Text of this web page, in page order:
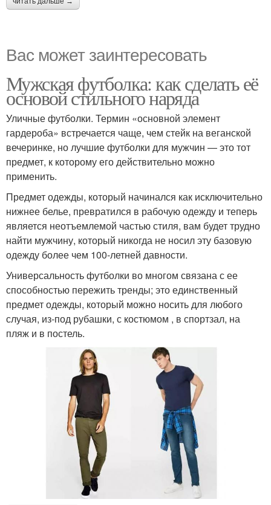
Вас может заинтересовать
Мужская футболка: как сделать её
основой стильного наряда
Уличные футболки. Термин «основной элемент
гардероба» встречается чаще, чем стейк на веганской
вечеринке, но лучшие футболки для мужчин — это тот
предмет, к которому его действительно можно
применить.
Предмет одежды, который начинался как исключительно
нижнее белье, превратился в рабочую одежду и теперь
является неотъемлемой частью стиля, вам будет трудно
найти мужчину, который никогда не носил эту базовую
одежду более чем 100-летней давности.
Универсальность футболки во многом связана с ее
способностью пережить тренды; это единственный
предмет одежды, который можно носить для любого
случая, из-под рубашки, с костюмом , в спортзал, на
пляж и в постель.